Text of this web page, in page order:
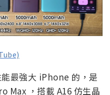
最強大 iPhone 的，是
Max ，搭載 A16 仿生晶